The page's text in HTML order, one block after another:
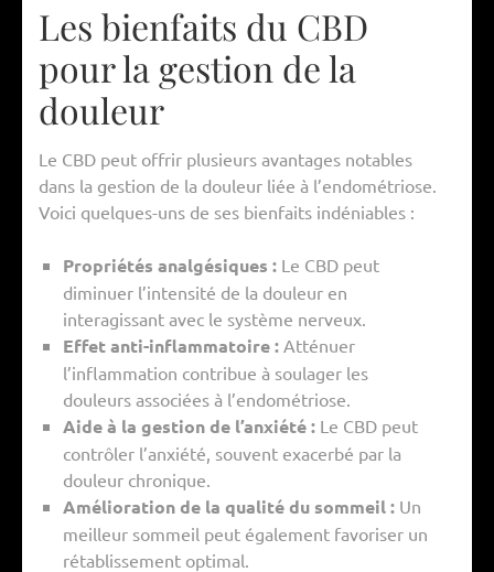
Les bienfaits du CBD
pour la gestion de la
douleur
Le CBD peut offrir plusieurs avantages notables
dans la gestion de la douleur liée à l’endométriose.
Voici quelques-uns de ses bienfaits indéniables :
Propriétés analgésiques : Le CBD peut
diminuer l’intensité de la douleur en
interagissant avec le système nerveux.
Effet anti-inflammatoire : Atténuer
l’inflammation contribue à soulager les
douleurs associées à l’endométriose.
Aide à la gestion de l’anxiété : Le CBD peut
contrôler l’anxiété, souvent exacerbé par la
douleur chronique.
Amélioration de la qualité du sommeil : Un
meilleur sommeil peut également favoriser un
rétablissement optimal.